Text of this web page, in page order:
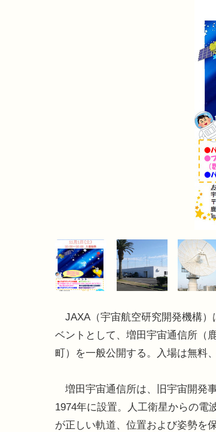
JAXA（宇宙航空研究開発機構）
ベントとして、増田宇宙通信所（
町）を一般公開する。入場は無料
増田宇宙通信所は、旧宇宙開発
1974年に設置。人工衛星からの電
が正しい軌道、位置および姿勢を